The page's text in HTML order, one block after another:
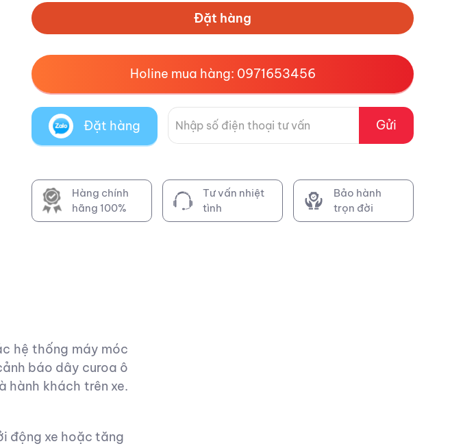
Đặt hàng
Holine mua hàng: 0971653456
Đặt hàng Gửi
Hàng chính
hãng 100%
Tư vấn nhiệt
tình
Bảo hành
trọn đời
hệ thống máy móc
báo dây curoa ô
hành khách trên xe.
động xe hoặc tăng